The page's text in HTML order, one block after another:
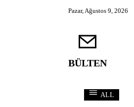
Pazar, Ağustos 9, 2026
BÜLTEN
ALL